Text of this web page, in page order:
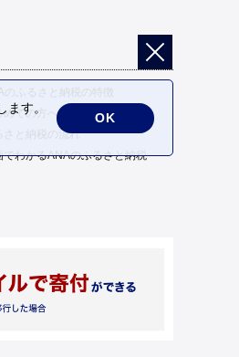
のふるさと納税の特徴
めての方へ
さと納税の流れ
でわかるANAのふるさと納税
す。
OK